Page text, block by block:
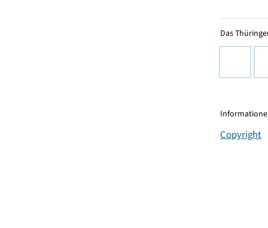
Das
Copyright